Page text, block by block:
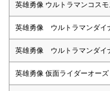
英雄勇像 ウルトラマンコス
英雄勇像 ウルトラマンダ
英雄勇像 ウルトラマンダ
英雄勇像 仮面ライダーオー